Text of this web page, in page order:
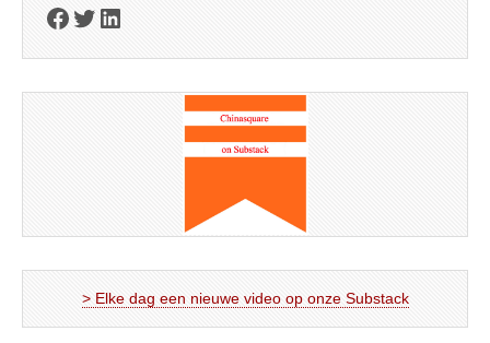
Facebook
Twitter
LinkedIn
> Elke dag een nieuwe video op onze Substack